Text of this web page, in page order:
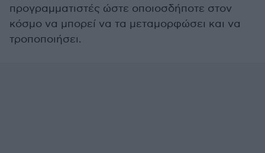
προγραμματιστές ώστε οποιοσδήποτε στον
κόσμο να μπορεί να τα μεταμορφώσει και να
τροποποιήσει.